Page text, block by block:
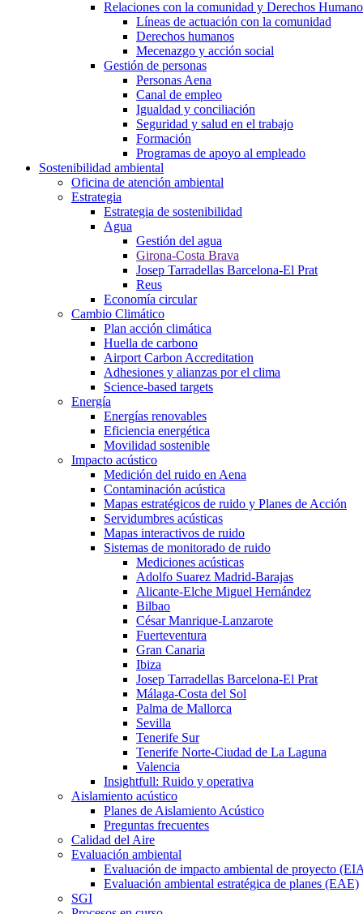
Relaciones con la comunidad y Derechos
Líneas de actuación con la comunidad
Derechos humanos
Mecenazgo y acción social
Gestión de personas
Personas Aena
Canal de empleo
Igualdad y conciliación
Seguridad y salud en el trabajo
Formación
Programas de apoyo al empleado
Sostenibilidad ambiental
Oficina de atención ambiental
Estrategia
Estrategia de sostenibilidad
Agua
Gestión del agua
Girona-Costa Brava
Josep Tarradellas Barcelona-El Prat
Reus
Economía circular
Cambio Climático
Plan acción climática
Huella de carbono
Airport Carbon Accreditation
Adhesiones y alianzas por el clima
Science-based targets
Energía
Energías renovables
Eficiencia energética
Movilidad sostenible
Impacto acústico
Medición del ruido en Aena
Contaminación acústica
Mapas estratégicos de ruido y Planes de Acción
Servidumbres acústicas
Mapas interactivos de ruido
Sistemas de monitorado de ruido
Mediciones acústicas
Adolfo Suarez Madrid-Barajas
Alicante-Elche Miguel Hernández
Bilbao
César Manrique-Lanzarote
Fuerteventura
Gran Canaria
Ibiza
Josep Tarradellas Barcelona-El Prat
Málaga-Costa del Sol
Palma de Mallorca
Sevilla
Tenerife Sur
Tenerife Norte-Ciudad de La Laguna
Valencia
Insightfull: Ruido y operativa
Aislamiento acústico
Planes de Aislamiento Acústico
Preguntas frecuentes
Calidad del Aire
Evaluación ambiental
Evaluación de impacto ambiental de proyecto
Evaluación ambiental estratégica de planes (EAE)
SGI